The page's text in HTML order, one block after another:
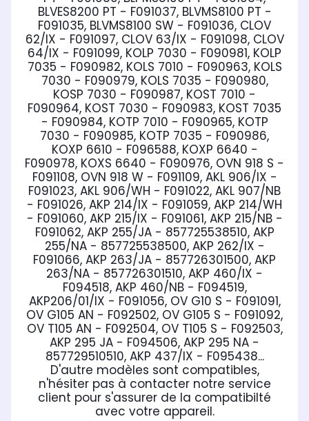
BLVES8200 PT - F091037, BLVMS8100 PT -
F091035, BLVMS8100 SW - F091036, CLOV
62/IX - F091097, CLOV 63/IX - F091098, CLOV
64/IX - F091099, KOLP 7030 - F090981, KOLP
7035 - F090982, KOLS 7010 - F090963, KOLS
7030 - F090979, KOLS 7035 - F090980,
KOSP 7030 - F090987, KOST 7010 -
F090964, KOST 7030 - F090983, KOST 7035
- F090984, KOTP 7010 - F090965, KOTP
7030 - F090985, KOTP 7035 - F090986,
KOXP 6610 - F096588, KOXP 6640 -
F090978, KOXS 6640 - F090976, OVN 918 S -
F091108, OVN 918 W - F091109, AKL 906/IX -
F091023, AKL 906/WH - F091022, AKL 907/NB
- F091026, AKP 214/IX - F091059, AKP 214/WH
- F091060, AKP 215/IX - F091061, AKP 215/NB -
F091062, AKP 255/JA - 857725538510, AKP
255/NA - 857725538500, AKP 262/IX -
F091066, AKP 263/JA - 857726301500, AKP
263/NA - 857726301510, AKP 460/IX -
F094518, AKP 460/NB - F094519,
AKP206/01/IX - F091056, OV G10 S - F091091,
OV G105 AN - F092502, OV G105 S - F091092,
OV T105 AN - F092504, OV T105 S - F092503,
AKP 295 JA - F094506, AKP 295 NA -
857729510510, AKP 437/IX - F095438...
D'autre modèles sont compatibles,
n'hésiter pas à contacter notre service
client pour s'assurer de la compatibilté
avec votre appareil.